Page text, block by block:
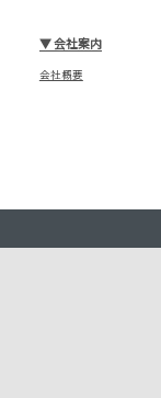
▼会社案内
会社概要